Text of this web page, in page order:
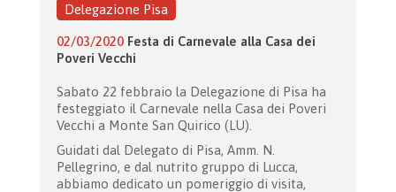
Delegazione Pisa
02/03/2020 Festa di Carnevale alla Casa dei
Poveri Vecchi
Sabato 22 febbraio la Delegazione di Pisa ha
festeggiato il Carnevale nella Casa dei Poveri
Vecchi a Monte San Quirico (LU).
Guidati dal Delegato di Pisa, Amm. N.
Pellegrino, e dal nutrito gruppo di Lucca,
abbiamo dedicato un pomeriggio di visita,